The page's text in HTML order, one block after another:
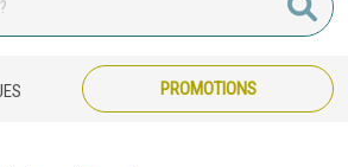
PROMOTIONS